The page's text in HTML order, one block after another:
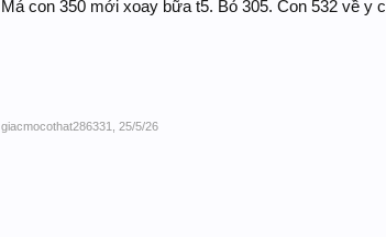
Má con 350 mới xoay bữa t5. Bỏ 305. Con 532 về y
giacmocothat286331 25/5/26